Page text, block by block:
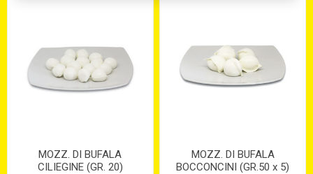
MOZZ. DI BUFALA
CILIEGINE (GR. 20)
MOZZ. DI BUFALA
BOCCONCINI (GR.50 x 5)